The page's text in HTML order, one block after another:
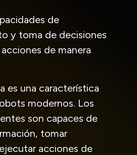
de
y toma de decisiones
de manera
es una característica
modernos. Los
son capaces de
tomar
acciones de